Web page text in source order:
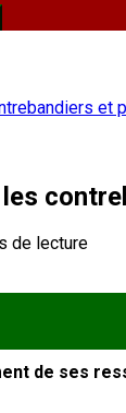
et
de lecture
de ses